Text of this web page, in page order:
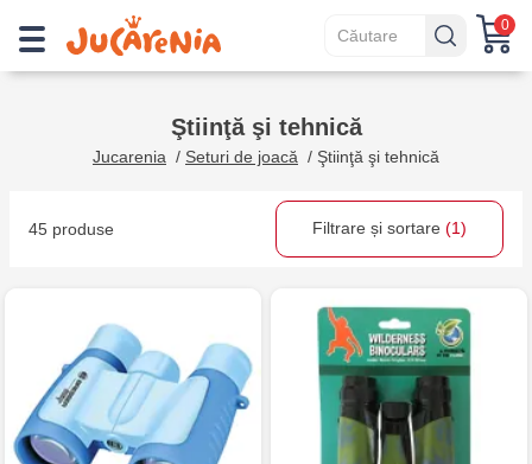
0
Ştiinţă şi tehnică
Jucarenia / Seturi de joacă / Ştiinţă şi tehnică
45 produse Filtrare și sortare (1)